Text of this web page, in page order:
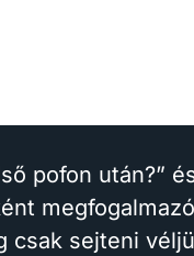
pofon után?”
csak sejteni